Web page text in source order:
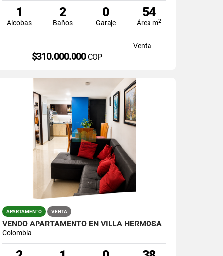
1
Alcobas
2
Baños
0
Garaje
54
Área m2
Venta
$310.000.000 COP
APARTAMENTO VENTA
VENDO APARTAMENTO EN VILLA HERMOSA
Colombia